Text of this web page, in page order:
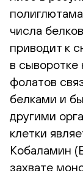
числа
приводит к
в сыворотке
фолатов
белками и
другими
клетки
Кобаламин
захвате